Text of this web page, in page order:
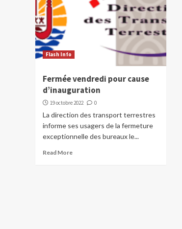
Flash Info
Fermée vendredi pour cause
d’inauguration
19 octobre 2022 0
La direction des transport terrestres
informe ses usagers de la fermeture
exceptionnelle des bureaux le...
Read More